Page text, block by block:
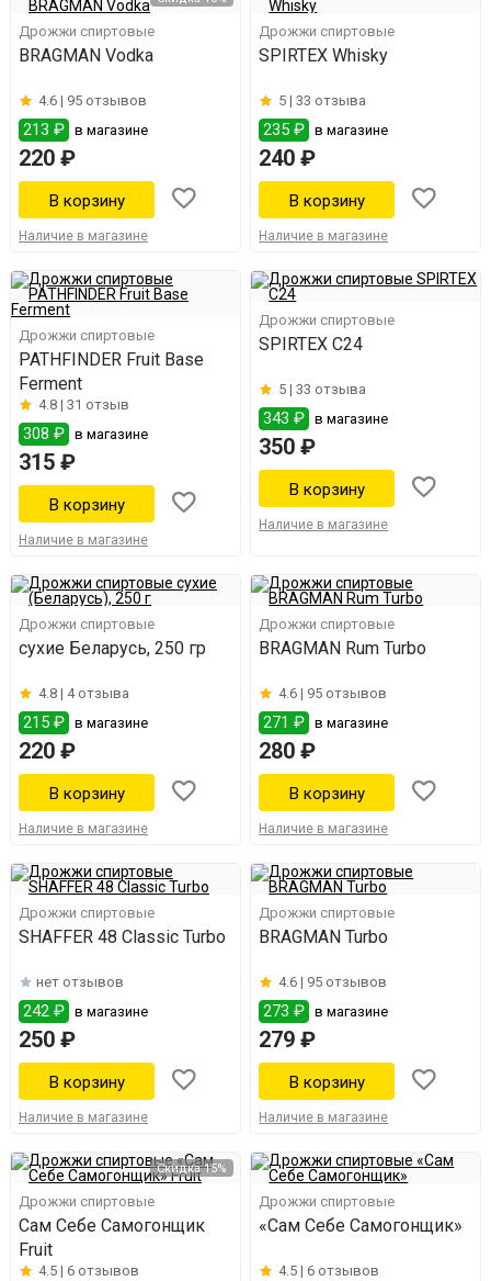
Дрожжи спиртовые
BRAGMAN Vodka
4.6 | 95 отзывов
213 ₽ в магазине
220 ₽
Наличие в магазине
Дрожжи спиртовые
SPIRTEX Whisky
5 |33 отзыва
235 ₽ в магазине
240 ₽
Наличие в магазине
Дрожжи спиртовые
PATHFINDER Fruit Base
Ferment
4.8 | 31 отзыв
308 ₽ в магазине
315 ₽
Наличие в магазине
Дрожжи спиртовые
SPIRTEX C24
5 |33 отзыва
343 ₽ в магазине
350 ₽
Наличие в магазине
Дрожжи спиртовые
сухие Беларусь, 250 гр
4.8 | 4 отзыва
215 ₽ в магазине
220 ₽
Наличие в магазине
Дрожжи спиртовые
BRAGMAN Rum Turbo
4.6 | 95 отзывов
271 ₽ в магазине
280 ₽
Наличие в магазине
Дрожжи спиртовые
SHAFFER 48 Classic Turbo
нет отзывов
242 ₽ в магазине
250 ₽
Наличие в магазине
Дрожжи спиртовые
BRAGMAN Turbo
4.6 | 95 отзывов
273 ₽ в магазине
279 ₽
Наличие в магазине
Скидка 15%
Дрожжи спиртовые
Сам Себе Самогонщик
Fruit
4.5 | 6 отзывов
Дрожжи спиртовые
«Сам Себе Самогонщик»
4.5 |6 отзывов